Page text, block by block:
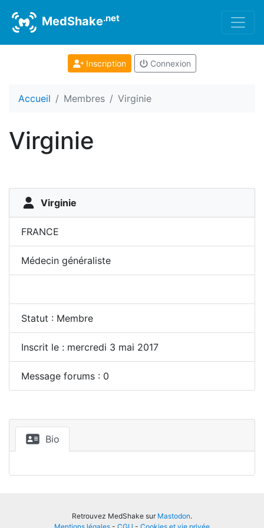
MedShake.net
Inscription Connexion
Accueil Membres Virginie
Virginie
Virginie
FRANCE
Médecin généraliste
Statut : Membre
Inscrit le : mercredi 3 mai 2017
Message forums : 0
Bio
Retrouvez MedShake sur Mastodon.